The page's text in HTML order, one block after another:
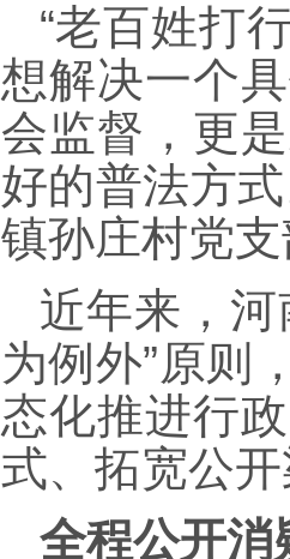
“老百姓打
想解决一个
会监督，更
好的普法方
镇孙庄村党
近年来，
为例外”原则
态化推进行
式、拓宽公
全程公开消